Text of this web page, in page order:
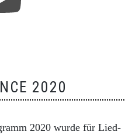
2020
2020 wurde für Lied-